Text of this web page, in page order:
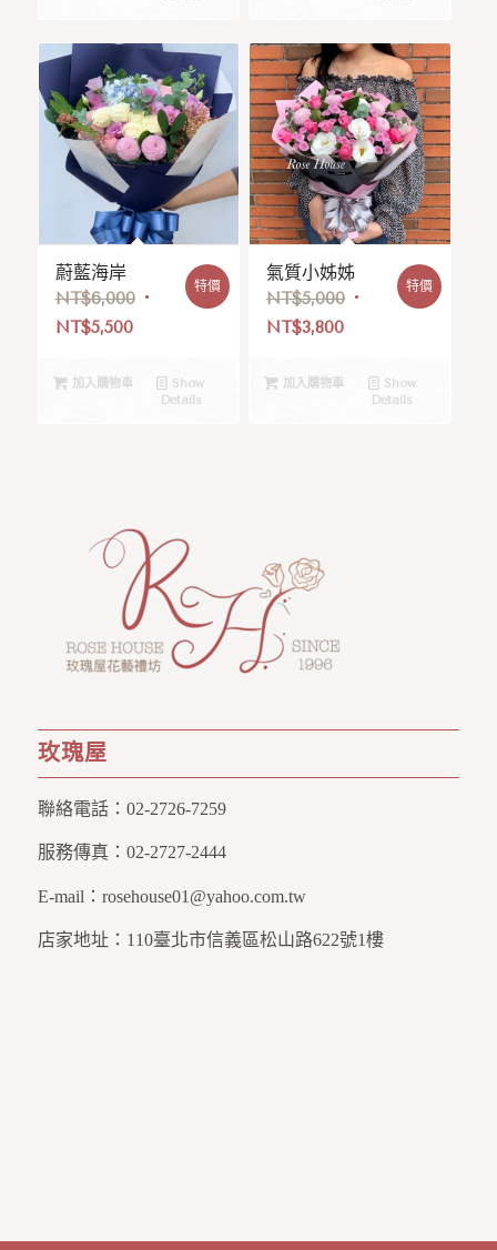
蔚藍海岸
NT$6,000
NT$5,500
特價
加入購物車
Show
Details
氣質小姊姊
NT$5,000
NT$3,800
特價
加入購物車
Show
Details
玫瑰屋
聯絡電話： 02-2726-7259
服務傳真： 02-2727-2444
E-mail： rosehouse01@yahoo.com.tw
店家地址： 110臺北市信義區松山路622號1樓